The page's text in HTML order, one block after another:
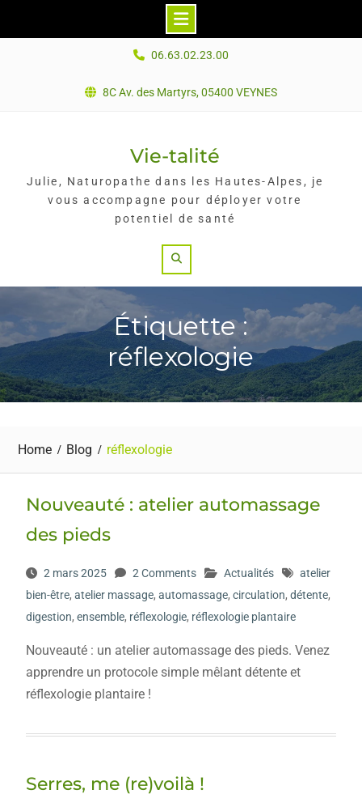
06.63.02.23.00
8C Av. des Martyrs, 05400 VEYNES
Vie-talité
Julie, Naturopathe dans les Hautes-Alpes, je
vous accompagne pour déployer votre
potentiel de santé
Étiquette :
réflexologie
Home Blog réflexologie
Nouveauté : atelier automassage
des pieds
2 mars 2025 2 Comments Actualités
atelier
bien-être, atelier massage, automassage, circulation, détente,
digestion, ensemble, réflexologie, réflexologie plantaire
Nouveauté : un atelier automassage des pieds. Venez
apprendre un protocole simple mêlant détente et
réflexologie plantaire !
Serres, me (re)voilà !